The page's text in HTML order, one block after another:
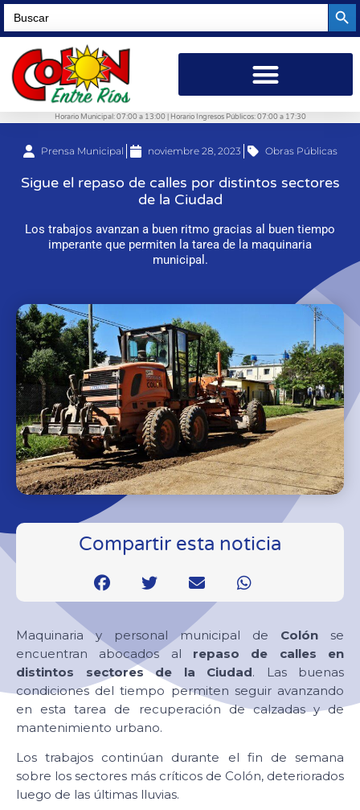
Search
for:
Horario Municipal: 07:00 a 13:00 | Horario Ingresos Públicos: 07:00 a 17:30
Prensa Municipal noviembre 28, 2023 Obras Públicas
Sigue el repaso de calles por distintos sectores
de la Ciudad
Los trabajos avanzan a buen ritmo gracias al buen tiempo
imperante que permiten la tarea de la maquinaria
municipal.
Compartir esta noticia
Maquinaria y personal municipal de Colón se
encuentran abocados al repaso de calles en
distintos sectores de la Ciudad. Las buenas
condiciones del tiempo permiten seguir avanzando
en esta tarea de recuperación de calzadas y de
mantenimiento urbano.
Los trabajos continúan durante el fin de semana
sobre los sectores más críticos de Colón, deteriorados
luego de las últimas lluvias.